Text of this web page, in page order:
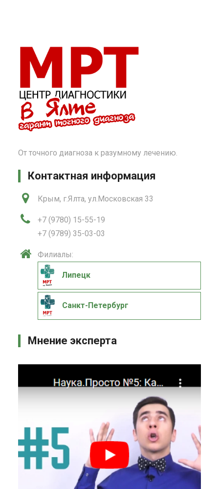
От точного диагноза к разумному лечению.
Контактная информация
Крым, г.Ялта, ул.Московская 33
+7 (9780) 15-55-19
+7 (9789) 35-03-03
Филиалы:
Липецк
Санкт-Петербург
Мнение эксперта